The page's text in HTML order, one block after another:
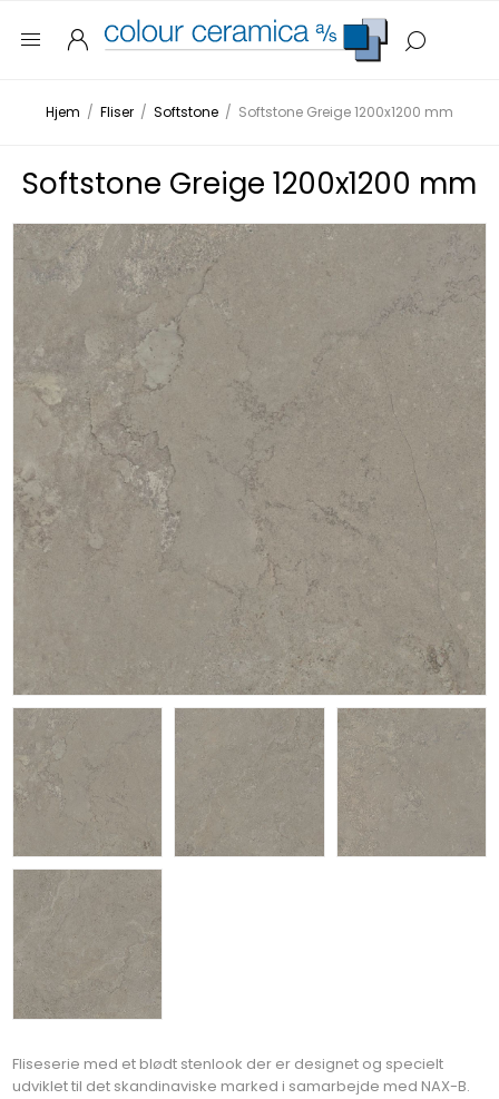
Hjem / Fliser / Softstone / Softstone Greige 1200x1200 mm
Softstone Greige 1200x1200 mm
Fliseserie med et blødt stenlook der er designet og specielt
udviklet til det skandinaviske marked i samarbejde med NAX-B.